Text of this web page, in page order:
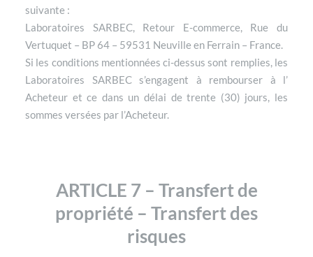
suivante :
Laboratoires SARBEC, Retour E-commerce, Rue du
Vertuquet – BP 64 – 59531 Neuville en Ferrain – France.
Si les conditions mentionnées ci-dessus sont remplies, les
Laboratoires SARBEC s’engagent à rembourser à l’
Acheteur et ce dans un délai de trente (30) jours, les
sommes versées par l’Acheteur.
ARTICLE 7 – Transfert de
propriété – Transfert des
risques